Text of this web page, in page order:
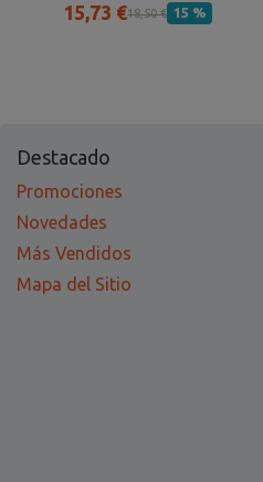
15,73 €18,50 € 15 %
Destacado
Promociones
Novedades
Más Vendidos
Mapa del Sitio